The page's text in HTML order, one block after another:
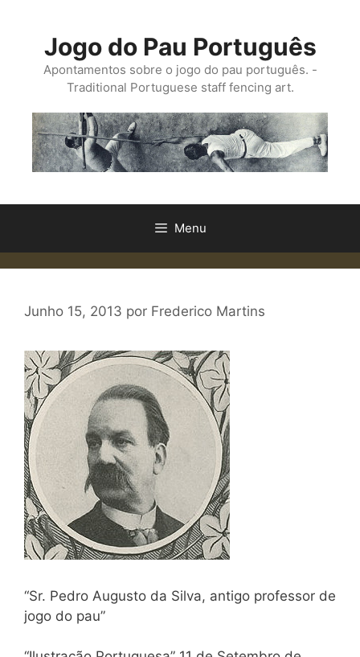
conteúdo
Jogo do Pau Português
Apontamentos sobre o jogo do pau português. -
Traditional Portuguese staff fencing art.
Menu
Junho 15, 2013 por Frederico Martins
“Sr. Pedro Augusto da Silva, antigo professor de
jogo do pau”